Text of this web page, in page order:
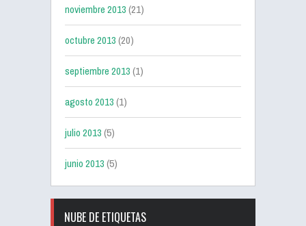
noviembre 2013(21)
octubre 2013(20)
septiembre 2013(1)
agosto 2013(1)
julio 2013(5)
junio 2013(5)
NUBE DE ETIQUETAS